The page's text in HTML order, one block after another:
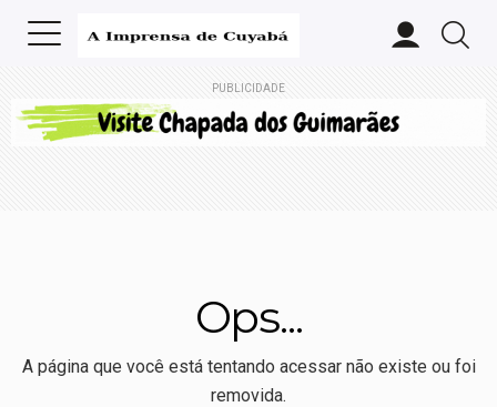
PUBLICIDADE
Ops...
A página que você está tentando acessar não existe ou foi
removida.